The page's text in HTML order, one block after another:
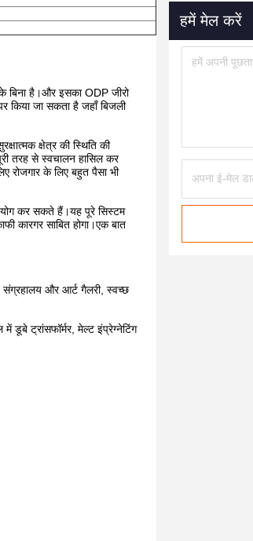
बिना है।और इसका ODP जीरो
किया जा सकता है जहाँ बिजली
क्षेत्र की स्थिति की
तरह से स्वचालन हासिल कर
रोजगार के लिए बहुत पैसा भी
कर सकते हैं।यह पूरे सिस्टम
कारगर साबित होगा।एक बात
संग्रहालय और आर्ट गैलरी, स्वच्छ
ट्रांसफॉर्मर, मेल्ट इंप्रेग्नेटिंग
हमें मेल करें